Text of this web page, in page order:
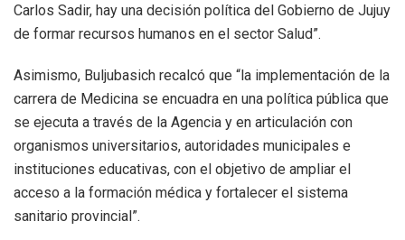
Carlos Sadir, hay una decisión política del Gobierno de Jujuy
de formar recursos humanos en el sector Salud”.
Asimismo, Buljubasich recalcó que “la implementación de la
carrera de Medicina se encuadra en una política pública que
se ejecuta a través de la Agencia y en articulación con
organismos universitarios, autoridades municipales e
instituciones educativas, con el objetivo de ampliar el
acceso a la formación médica y fortalecer el sistema
sanitario provincial”.